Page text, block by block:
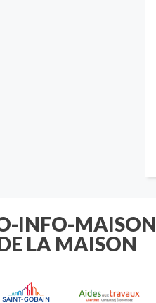
INFO-
LA MAISON